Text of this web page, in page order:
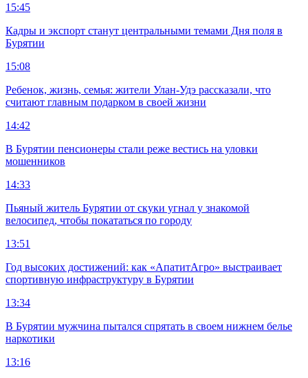
15:45
Кадры и экспорт станут центральными темами Дня поля в
Бурятии
15:08
Ребенок, жизнь, семья: жители Улан-Удэ рассказали, что
считают главным подарком в своей жизни
14:42
В Бурятии пенсионеры стали реже вестись на уловки
мошенников
14:33
Пьяный житель Бурятии от скуки угнал у знакомой
велосипед, чтобы покататься по городу
13:51
Год высоких достижений: как «АпатитАгро» выстраивает
спортивную инфраструктуру в Бурятии
13:34
В Бурятии мужчина пытался спрятать в своем нижнем белье
наркотики
13:16